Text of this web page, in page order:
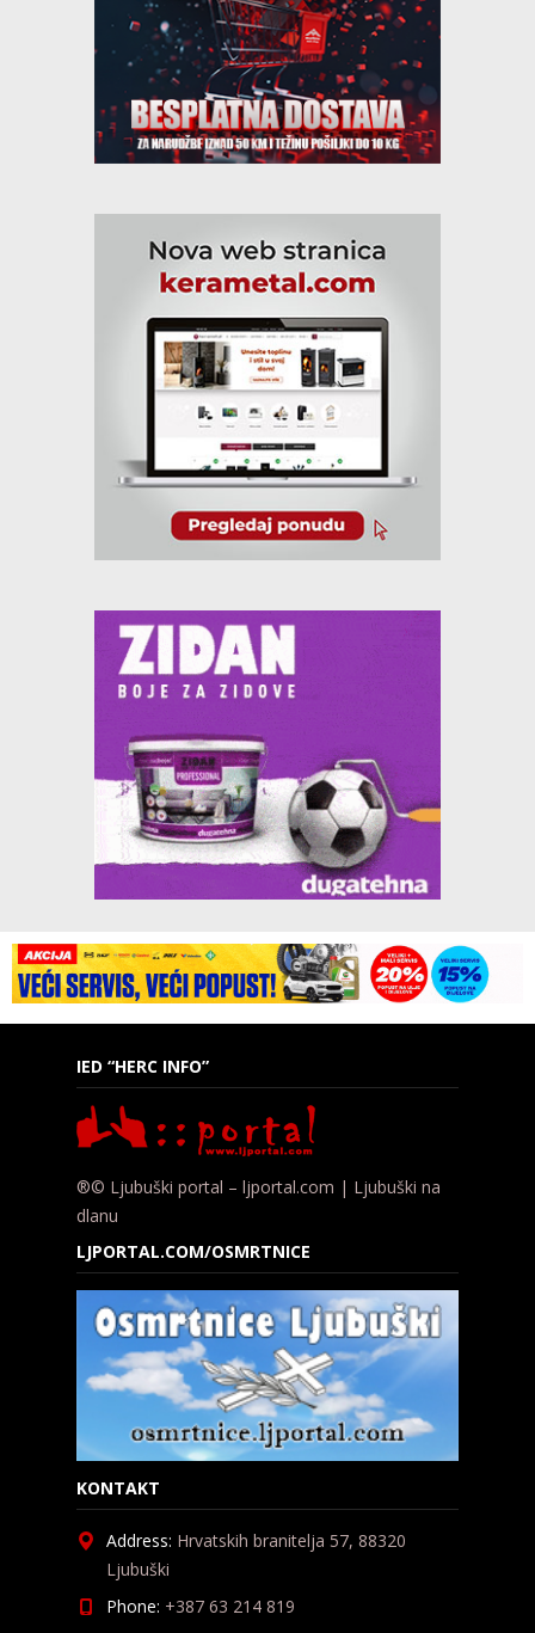
IED “HERC INFO”
®© Ljubuški portal – ljportal.com | Ljubuški na
dlanu
LJPORTAL.COM/OSMRTNICE
KONTAKT
Address: Hrvatskih branitelja 57, 88320
Ljubuški
Phone: +387 63 214 819